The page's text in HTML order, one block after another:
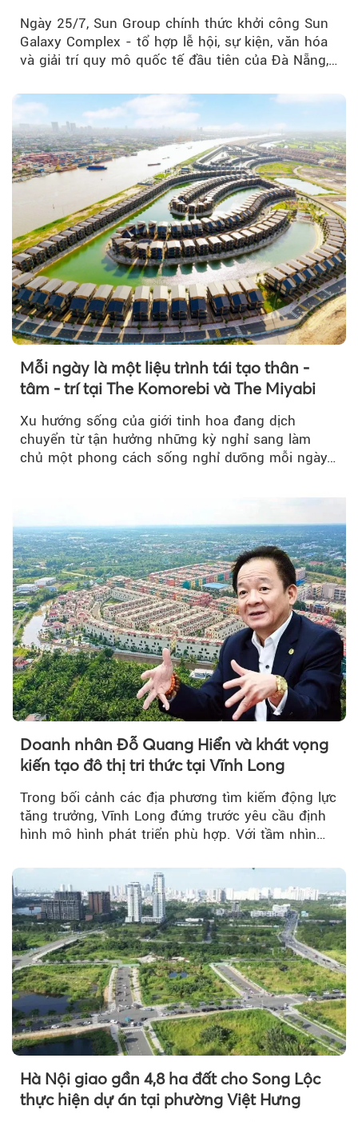
Ngày 25/7, Sun Group chính thức khởi công Sun
Galaxy Complex - tổ hợp lễ hội, sự kiện, văn hóa
và giải trí quy mô quốc tế đầu tiên của Đà Nẵng,…
Mỗi ngày là một liệu trình tái tạo thân -
tâm - trí tại The Komorebi và The Miyabi
Xu hướng sống của giới tinh hoa đang dịch
chuyển từ tận hưởng những kỳ nghỉ sang làm
chủ một phong cách sống nghỉ dưỡng mỗi ngày…
Doanh nhân Đỗ Quang Hiển và khát vọng
kiến tạo đô thị tri thức tại Vĩnh Long
Trong bối cảnh các địa phương tìm kiếm động lực
tăng trưởng, Vĩnh Long đứng trước yêu cầu định
hình mô hình phát triển phù hợp. Với tầm nhìn
Hà Nội giao gần 4,8 ha đất cho Song Lộc
thực hiện dự án tại phường Việt Hưng